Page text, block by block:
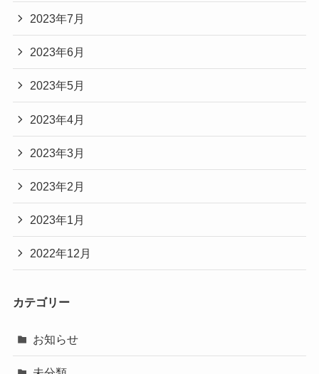
2023年7月
2023年6月
2023年5月
2023年4月
2023年3月
2023年2月
2023年1月
2022年12月
カテゴリー
お知らせ